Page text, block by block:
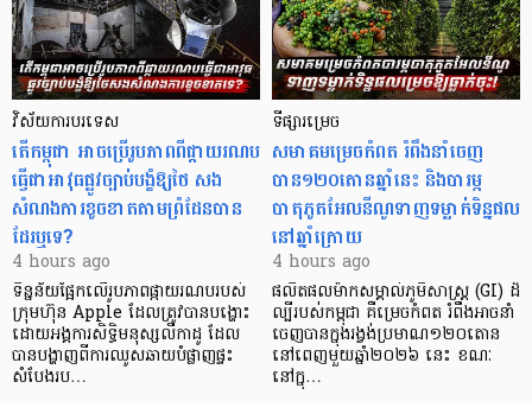
វិស័យការបរទេស
តើកម្ពុជា អាចប្រើរូបភាពពីផ្កាយរណប
ធ្វើជាអាវុធផ្លូវច្បាប់បង្ខំឱ្យថៃ សង
សំណងការខូចខាតតាមព្រំដែនបាន
ដែរឬទេ?​
4 hours ago
ទិន្នន័យផ្អែកលើរូបភាពផ្កាយរណបរបស់
ក្រុមហ៊ុន Apple ដែលត្រូវបានបង្ហោះ
ដោយអង្គការសិទ្ធិមនុស្សលីកាដូ ដែល
បានបង្ហាញពីការឈូសឆាយបំផ្លាញផ្ទះ
សំបែងរប…
ទីផ្សារម្រេច
សមាគមម្រេចកំពត រំពឹងនាំចេញ
បាន១២០តោនឆ្នាំនេះ និងបារម្ភ
បាតុភូតអែលនីណូទាញទម្លាក់ទិន្នផល
នៅឆ្នាំក្រោយ
4 hours ago
ផលិតផលម៉ាកសម្គាល់ភូមិសាស្ត្រ (GI) ដ៏
ល្បីរបស់កម្ពុជា គឺម្រេចកំពត រំពឹងអាចនាំ
ចេញបានក្នុងរង្វង់ប្រមាណ១២០តោន
នៅពេញមួយឆ្នាំ២០២៦ នេះ ខណៈ
នៅក្នុ…